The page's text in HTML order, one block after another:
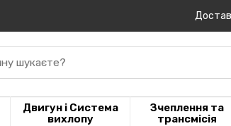
шукаєте?
Двигун і Система
вихлопу
Зчеплення та
трансмісія